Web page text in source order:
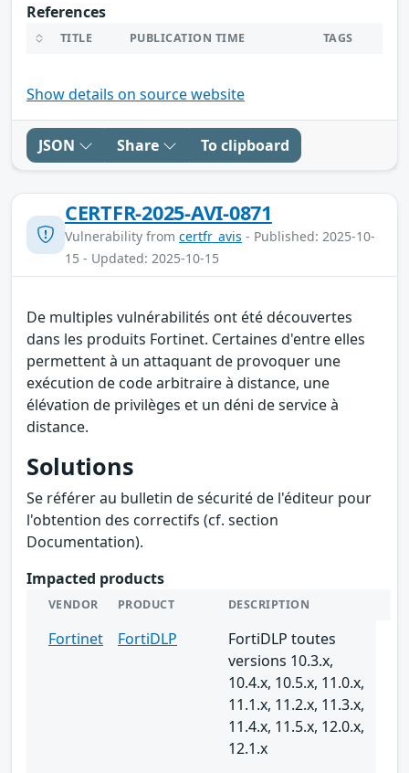
References
TITLE PUBLICATION TIME TAGS
Show details on source website
JSON Share To clipboard
CERTFR-2025-AVI-0871
Vulnerability from certfr_avis - Published: 2025-10-
15 - Updated: 2025-10-15
De multiples vulnérabilités ont été découvertes
dans les produits Fortinet. Certaines d'entre elles
permettent à un attaquant de provoquer une
exécution de code arbitraire à distance, une
élévation de privilèges et un déni de service à
distance.
Solutions
Se référer au bulletin de sécurité de l'éditeur pour
l'obtention des correctifs (cf. section
Documentation).
Impacted products
VENDOR PRODUCT DESCRIPTION
Fortinet FortiDLP
FortiDLP toutes
versions 10.3.x,
10.4.x, 10.5.x, 11.0.x,
11.1.x, 11.2.x, 11.3.x,
11.4.x, 11.5.x, 12.0.x,
12.1.x